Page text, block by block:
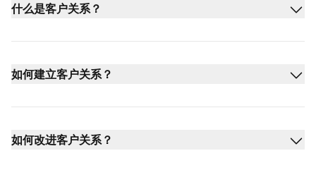
什么是客户关系？
如何建立客户关系？
如何改进客户关系？